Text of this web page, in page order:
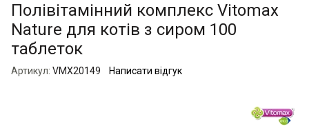
Полівітамінний комплекс Vitomax
Nature для котів з сиром 100
таблеток
Артикул: VMX20149 Написати відгук